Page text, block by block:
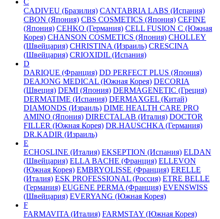
CADIVEU (Бразилия) CANTABRIA LABS (Испания)
CBON (Япония) CBS COSMETICS (Япония) CEFINE
(Япония) CEHKO (Германия) CELL FUSION C (Южная
Корея) CHANSON COSMETICS (Япония) CHOLLEY
(Швейцария) CHRISTINA (Израиль) CRESCINA
(Швейцария) CRIOXIDIL (Испания)
D
DARIQUE (Франция) DD PERFECT PLUS (Япония)
DEAJONG MEDICAL (Южная Корея) DECORIA
(Швеция) DEMI (Япония) DERMAGENETIC (Греция)
DERMATIME (Испания) DERMAXGEL (Китай)
DIAMONDS (Израиль) DIME HEALTH CARE PRO
AMINO (Япония) DIRECTALAB (Италия) DOCTOR
FILLER (Южная Корея) DR.HAUSCHKA (Германия)
DR.KADIR (Израиль)
E
ECHOSLINE (Италия) EKSEPTION (Испания) ELDAN
(Швейцария) ELLA BACHE (Франция) ELLEVON
(Южная Корея) EMBRYOLISSE (Франция) ERELLE
(Италия) ESK PROFESSIONAL (Россия) ETRE BELLE
(Германия) EUGENE PERMA (Франция) EVENSWISS
(Швейцария) EVERYANG (Южная Корея)
F
FARMAVITA (Италия) FARMSTAY (Южная Корея)